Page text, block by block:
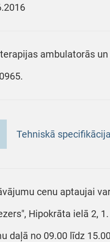
ambulatorās
Tehniskā specifikācija
cenu aptaujai
Hipokrāta ielā 2,
daļā no 09.00 līdz